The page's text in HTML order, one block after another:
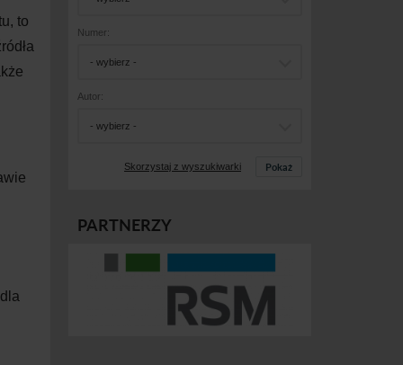
to
Numer:
- wybierz -
Autor:
- wybierz -
Skorzystaj z wyszukiwarki Pokaż
PARTNERZY